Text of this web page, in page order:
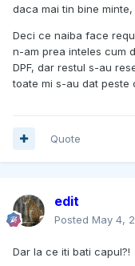
daca mai tin bine
Deci ce naiba face
n-am prea inteles cum
DPF, dar restul s-au
toate mi s-au dat peste
Quote
edit
Posted May 4,
Dar la ce iti bati capul?!